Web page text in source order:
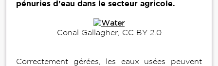
pénuries d'eau dans le secteur agricole.
Conal Gallagher, CC BY 2.0
Correctement gérées, les eaux usées peuvent